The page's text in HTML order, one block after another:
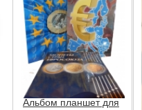
Альбом планшет для